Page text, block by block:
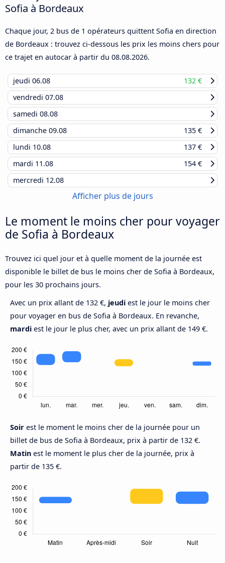
Sofia à Bordeaux
Chaque jour, 2 bus de 1 opérateurs quittent Sofia en direction
de Bordeaux : trouvez ci-dessous les prix les moins chers pour
ce trajet en autocar à partir du 08.08.2026.
jeudi 06.08
132 €
vendredi 07.08
samedi 08.08
dimanche 09.08
135 €
lundi 10.08
137 €
mardi 11.08
154 €
mercredi 12.08
Afficher plus de jours
Le moment le moins cher pour voyager
de Sofia à Bordeaux
Trouvez ici quel jour et à quelle moment de la journée est
disponible le billet de bus le moins cher de Sofia à Bordeaux,
pour les 30 prochains jours.
Avec un prix allant de 132 €, jeudi est le jour le moins cher
pour voyager en bus de Sofia à Bordeaux. En revanche,
mardi est le jour le plus cher, avec un prix allant de 149 €.
Soir est le moment le moins cher de la journée pour un
billet de bus de Sofia à Bordeaux, prix à partir de 132 €.
Matin est le moment le plus cher de la journée, prix à
partir de 135 €.